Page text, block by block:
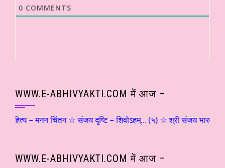
0 COMMENTS
WWW.E-ABHIVYAKTI.COM में आज –
चिंतन ☆ संजय दृष्टि – शिवोऽहम्… (५) ☆ श्री संजय भारद्वाज
WWW.E-ABHIVYAKTI.COM में आज –